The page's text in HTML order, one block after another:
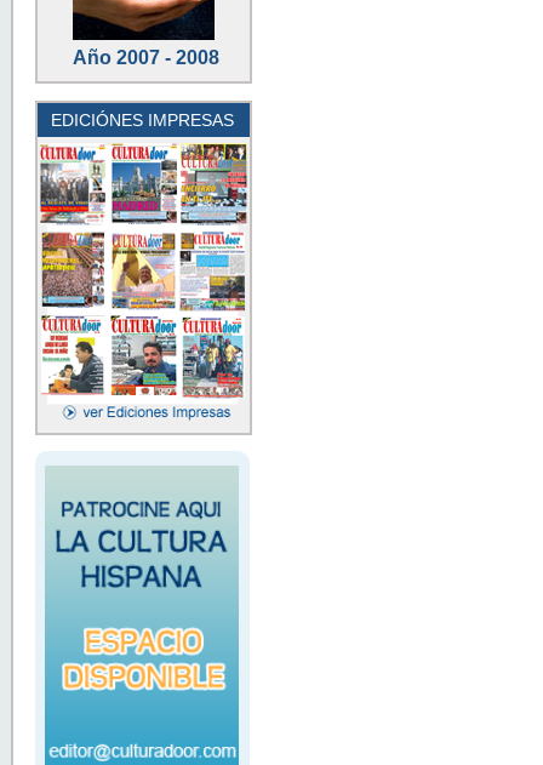
Año 2007 - 2008
EDICIÓNES IMPRESAS